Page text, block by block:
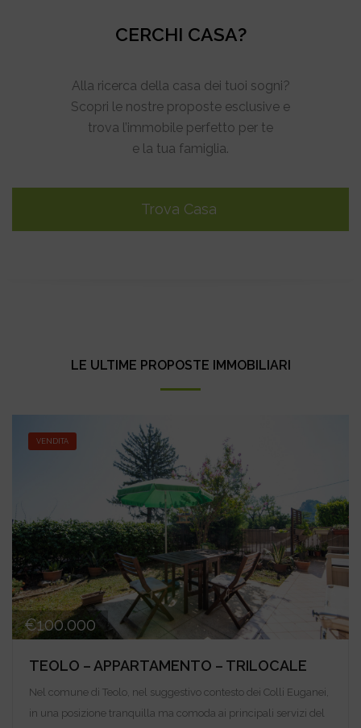
CERCHI CASA?
Alla ricerca della casa dei tuoi sogni?
Scopri le nostre proposte esclusive e
trova l’immobile perfetto per te
e la tua famiglia.
Trova Casa
LE ULTIME PROPOSTE IMMOBILIARI
VENDITA
€100.000
TEOLO – APPARTAMENTO – TRILOCALE
Nel comune di Teolo, nel suggestivo contesto dei Colli Euganei,
in una posizione tranquilla ma comoda ai principali servizi del